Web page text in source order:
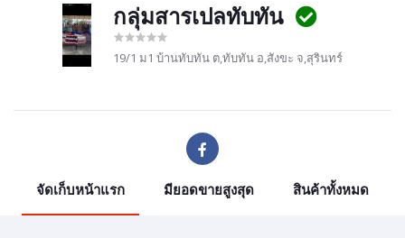
กลุ่มสารเปลทับทัน
19/1 ม1 บ้านทับทัน ต,ทับทัน อ,สังขะ จ,สุรินทร์
จัดเก็บหน้าแรก มียอดขายสูงสุด สินค้าทั้งหมด